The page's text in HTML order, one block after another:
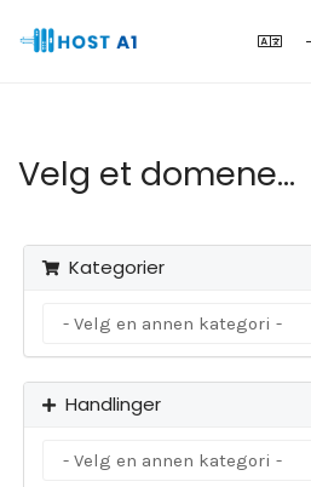
Velg et domene...
Kategorier
Handlinger